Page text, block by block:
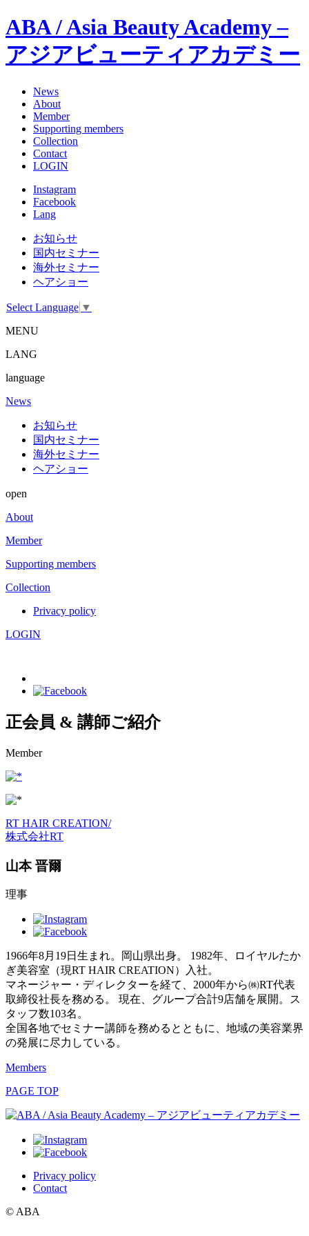
ABA / Asia Beauty Academy –
アジアビューティアカデミー
News
About
Member
Supporting members
Collection
Contact
LOGIN
Instagram
Facebook
Lang
お知らせ
国内セミナー
海外セミナー
ヘアショー
Select Language ▼
MENU
LANG
language
News
お知らせ
国内セミナー
海外セミナー
ヘアショー
open
About
Member
Supporting members
Collection
Privacy policy
LOGIN
正会員 & 講師ご紹介
Member
RT HAIR CREATION/
株式会社RT
山本 晋爾
理事
1966年8月19日生まれ。岡山県出身。 1982年、ロイヤルたか
ぎ美容室（現RT HAIR CREATION）入社。
マネージャー・ディレクターを経て、2000年から㈱RT代表
取締役社長を務める。 現在、グループ合計9店舗を展開。ス
タッフ数103名。
全国各地でセミナー講師を務めるとともに、地域の美容業界
の発展に尽力している。
Members
PAGE TOP
Privacy policy
Contact
© ABA